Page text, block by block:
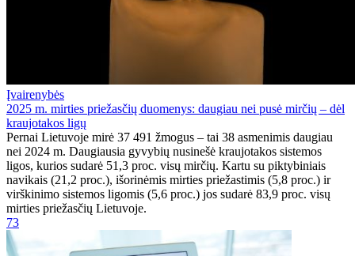
Įvairenybės
2025 m. mirties priežasčių duomenys: daugiau nei pusė mirčių – dėl
kraujotakos ligų
Pernai Lietuvoje mirė 37 491 žmogus – tai 38 asmenimis daugiau
nei 2024 m. Daugiausia gyvybių nusinešė kraujotakos sistemos
ligos, kurios sudarė 51,3 proc. visų mirčių. Kartu su piktybiniais
navikais (21,2 proc.), išorinėmis mirties priežastimis (5,8 proc.) ir
virškinimo sistemos ligomis (5,6 proc.) jos sudarė 83,9 proc. visų
mirties priežasčių Lietuvoje.
73